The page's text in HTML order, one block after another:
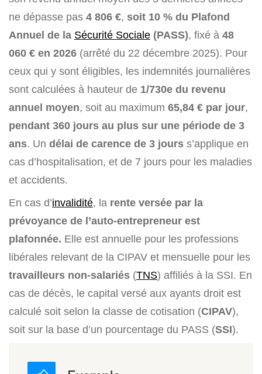
ne dépasse pas 4 806 €, soit 10 % du Plafond
Annuel de la Sécurité Sociale (PASS), fixé à 48
060 € en 2026 (arrêté du 22 décembre 2025). Pour
ceux qui y sont éligibles, les indemnités journalières
sont calculées à hauteur de 1/730e du revenu
annuel moyen, soit au maximum 65,84 € par jour,
pendant 360 jours au plus sur une période de 3
ans. Un délai de carence de 3 jours s’applique en
cas d’hospitalisation, et de 7 jours pour les maladies
et accidents.
En cas d’invalidité, la rente versée par la
prévoyance de l’auto-entrepreneur est
plafonnée. Elle est annuelle pour les professions
libérales relevant de la CIPAV et mensuelle pour les
travailleurs non-salariés (TNS) affiliés à la SSI. En
cas de décès, le capital versé aux ayants droit est
calculé soit selon la classe de cotisation (CIPAV),
soit sur la base d’un pourcentage du PASS (SSI).